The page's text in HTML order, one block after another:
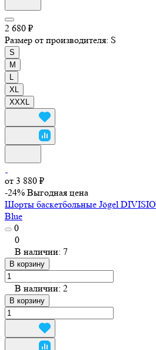
2 680 ₽
Размер от производителя: S
S
M
XL
XXXL
от 3 880 ₽
-24% Выгодная цена
Шорты баскетбольные Jögel
Blue
0
0
В наличии: 7
В корзину
В наличии: 2
В корзину